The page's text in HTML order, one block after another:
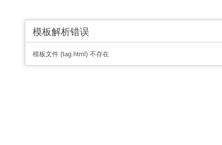
模板解析错误
模板文件 (tag.html) 不存在